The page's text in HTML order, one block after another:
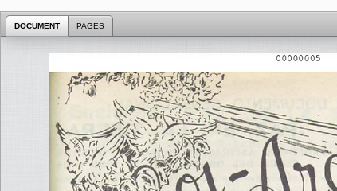
DOCUMENT PAGES